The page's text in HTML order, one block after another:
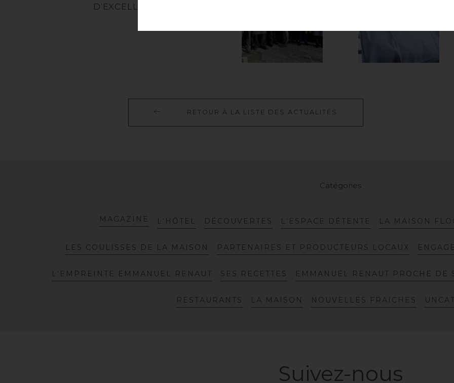
D’EXCELLENCE
R ET O U R À L A L I ST E D E S A CT U A L IT É S
Catégories
M AGAZ I N E L ’ H Ô T E L D É C O UV E R T E S L ’ E S PAC E D É T E N T E LA M A I S O N F L O
L E S C O U L I S S E S D E LA M A I S O N PA R T E N A I R E S E T P R O D U C T E U R S L O C A U X E N GAG E
L ’ E M P R E I N T E E M M A N U E L R E N A U T S E S R E C E TT E S E M M A N U E L R E N A U T P R O C H E D E
R E S TA U RA N TS LA M A I S O N N O UV E L L E S F RA I C H E S U N C AT
Suivez-nous